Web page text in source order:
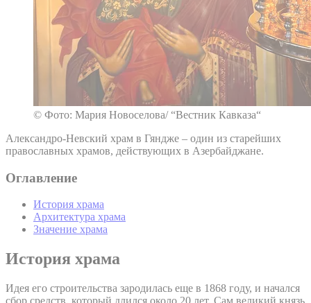
© Фото: Мария Новоселова/ “Вестник Кавказа“
Александро-Невский храм в Гяндже – один из старейших
православных храмов, действующих в Азербайджане.
Оглавление
История храма
Архитектура храма
Значение храма
История храма
Идея его строительства зародилась еще в 1868 году, и начался